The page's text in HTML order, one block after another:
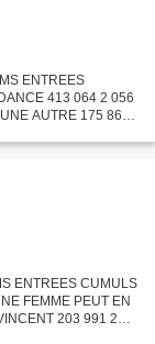
ENTREES
413 064 2 056
AUTRE 175 865
ENTREES CUMULS
FEMME PEUT EN
203 991 204